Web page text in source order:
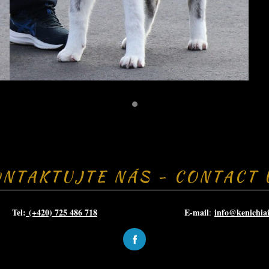
NÁS - CONTACT
(+420) 725 486 718 E-mail: